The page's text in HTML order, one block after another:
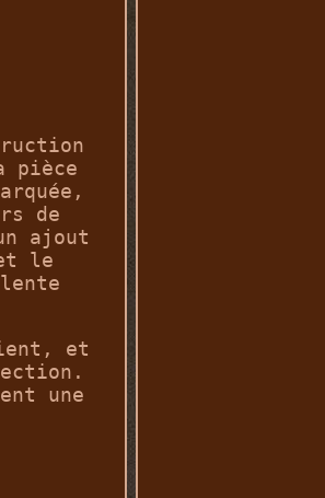
pièce
de
ajout
le
et
une